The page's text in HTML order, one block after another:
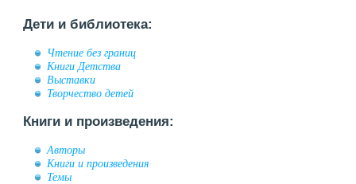
Дети и библиотека:
Чтение без границ
Книги Детства
Выставки
Творчество детей
Книги и произведения:
Авторы
Книги и произведения
Темы